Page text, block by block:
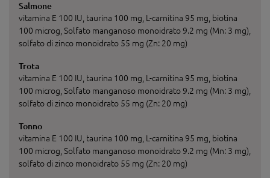
Salmone
vitamina E 100 IU, taurina 100 mg, L-carnitina 95 mg, biotina
100 microg, Solfato manganoso monoidrato 9.2 mg (Mn: 3 mg),
solfato di zinco monoidrato 55 mg (Zn: 20 mg)
Trota
vitamina E 100 IU, taurina 100 mg, L-carnitina 95 mg, biotina
100 microg, Solfato manganoso monoidrato 9.2 mg (Mn: 3 mg),
solfato di zinco monoidrato 55 mg (Zn: 20 mg)
Tonno
vitamina E 100 IU, taurina 100 mg, L-carnitina 95 mg, biotina
100 microg, Solfato manganoso monoidrato 9.2 mg (Mn: 3 mg),
solfato di zinco monoidrato 55 mg (Zn: 20 mg)